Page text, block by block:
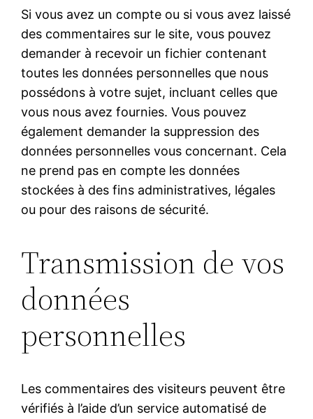
Si vous avez un compte ou si vous avez laissé
des commentaires sur le site, vous pouvez
demander à recevoir un fichier contenant
toutes les données personnelles que nous
possédons à votre sujet, incluant celles que
vous nous avez fournies. Vous pouvez
également demander la suppression des
données personnelles vous concernant. Cela
ne prend pas en compte les données
stockées à des fins administratives, légales
ou pour des raisons de sécurité.
Transmission de vos
données
personnelles
Les commentaires des visiteurs peuvent être
vérifiés à l’aide d’un service automatisé de